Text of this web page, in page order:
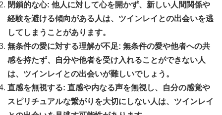
閉鎖的な心: 他人に対して心を開かず、新しい人間関係や
経験を避ける傾向がある人は、ツインレイとの出会いを逃
してしまうことがあります。
無条件の愛に対する理解が不足: 無条件の愛や他者への共
感を持たず、自分や他者を受け入れることができない人
は、ツインレイとの出会いが難しいでしょう。
直感を無視する: 直感や内なる声を無視し、自分の感覚や
スピリチュアルな繋がりを大切にしない人は、ツインレイ